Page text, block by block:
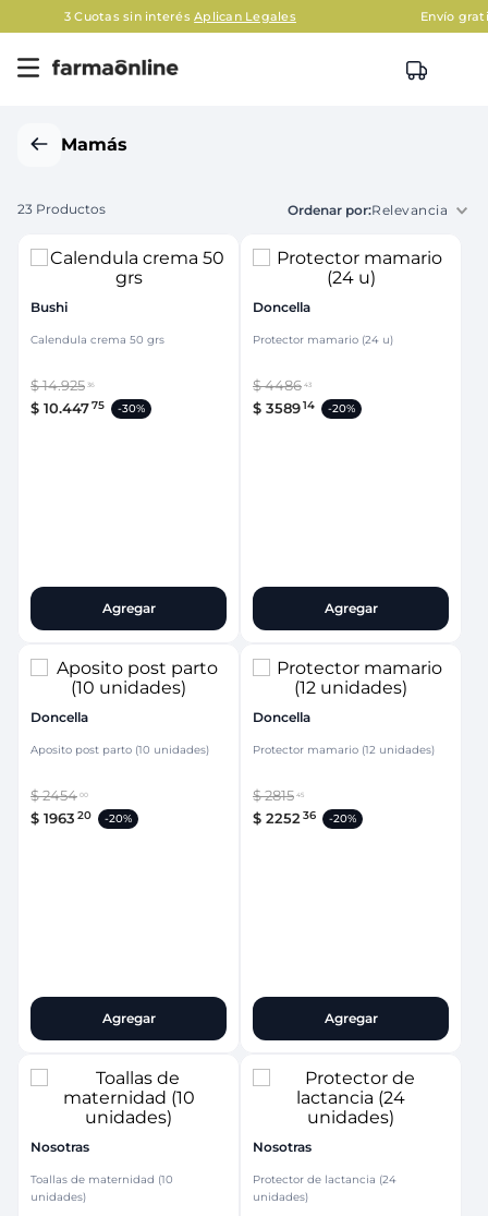
Legales Envío gratis en AMBA en compras
Mamás
23 Productos Relevancia
Bushi
Calendula crema 50 grs
$14.925 36
$ 10.44775 -30%
Agregar
Doncella
Protector mamario (24 u)
$4486 43
$ 358914 -20%
Agregar
Doncella
Aposito post parto (10 unidades)
$2454 00
$ 1963 20 -20%
Agregar
Doncella
Protector mamario (12 unidades)
$2815 45
$ 2252 36 -20%
Agregar
Nosotras
Toallas de maternidad (10
unidades)
Nosotras
Protector de lactancia (24
unidades)